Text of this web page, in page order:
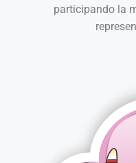
participando la